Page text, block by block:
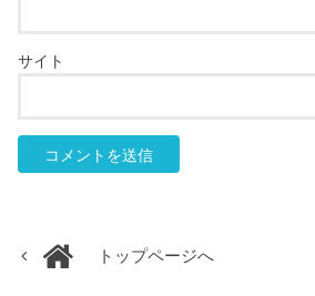
サイト
トップページへ